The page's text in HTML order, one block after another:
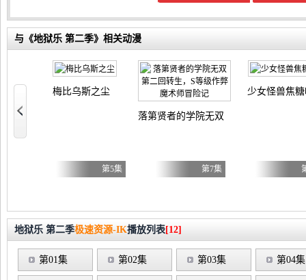
与《地狱乐 第二季》相关动漫
不，我是杂役女仆（自豪）！
梅比乌斯之尘
第5集
落第贤者的学院无双第二回转生，S等
第7集
少女怪兽焦
地狱乐 第二季极速资源-IK播放列表[12]
第01集 第02集 第03集 第04集